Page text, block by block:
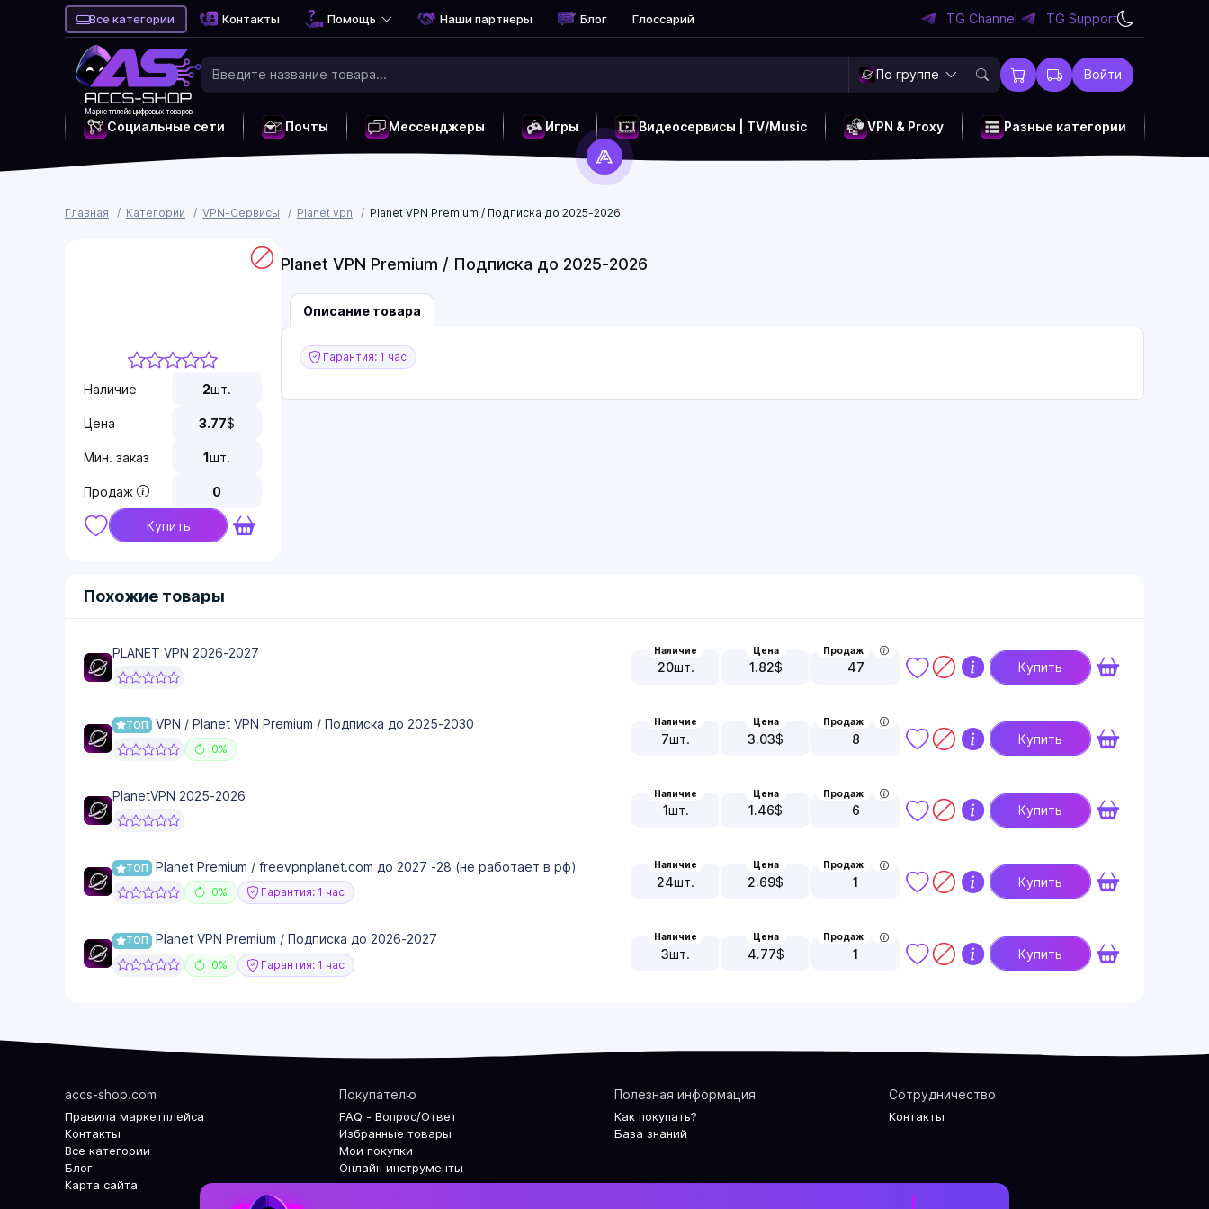
Все категории Контакты Помощь Наши партнеры Блог Глоссарий TG Channel TG Support
Маркетплейс цифровых товаров
По группе Войти
Социальные сети Почты Мессенджеры Игры Видеосервисы | TV/Music VPN & Proxy Разные категории
Главная Категории VPN-Сервисы Planet vpn Planet VPN Premium / Подписка до 2025-2026
Наличие 2шт.
Цена 3.77$
Мин. заказ 1шт.
Продаж 0
Купить
Planet VPN Premium / Подписка до 2025-2026
Описание товара
Гарантия: 1 час
Похожие товары
PLANET VPN 2026-2027 Наличие
20шт.
Цена
1.82$
Продаж
47 Купить
ТОП VPN / Planet VPN Premium / Подписка до 2025-2030
0%
Наличие
7шт.
Цена
3.03$
Продаж
8 Купить
PlanetVPN 2025-2026 Наличие
1шт.
Цена
1.46$
Продаж
6 Купить
ТОП Planet Premium / freevpnplanet.com до 2027 -28 (не работает в рф)
0% Гарантия: 1 час
Наличие
24шт.
Цена
2.69$
Продаж
1 Купить
ТОП Planet VPN Premium / Подписка до 2026-2027
0% Гарантия: 1 час
Наличие
3шт.
Цена
4.77$
Продаж
1 Купить
accs-shop.com
Правила маркетплейса
Контакты
Все категории
Блог
Карта сайта
Покупателю
FAQ - Вопрос/Ответ
Избранные товары
Мои покупки
Онлайн инструменты
Полезная информация
Как покупать?
База знаний
Сотрудничество
Контакты